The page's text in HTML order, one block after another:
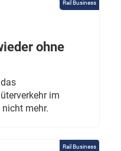
Rail Business
ohne
im
mehr.
Rail Business